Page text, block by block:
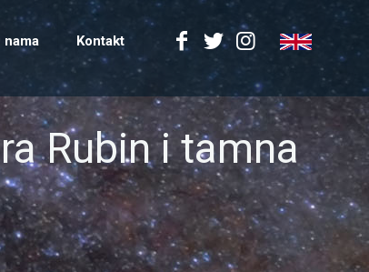
nama Kontakt
Rubin i tamna